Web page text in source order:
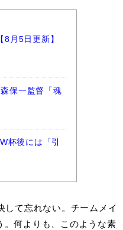
月5日更新】
保一監督「魂
杯後には「引
て忘れない。チームメイ
。何よりも、このような素